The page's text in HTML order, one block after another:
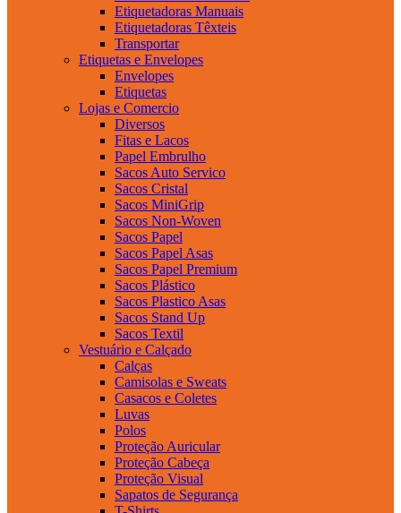
Etiquetadoras Manuais
Etiquetadoras Têxteis
Transportar
Etiquetas e Envelopes
Envelopes
Etiquetas
Lojas e Comercio
Diversos
Fitas e Lacos
Papel Embrulho
Sacos Auto Servico
Sacos Cristal
Sacos MiniGrip
Sacos Non-Woven
Sacos Papel
Sacos Papel Asas
Sacos Papel Premium
Sacos Plástico
Sacos Plastico Asas
Sacos Stand Up
Sacos Textil
Vestuário e Calçado
Calças
Camisolas e Sweats
Casacos e Coletes
Luvas
Polos
Proteção Auricular
Proteção Cabeça
Proteção Visual
Sapatos de Segurança